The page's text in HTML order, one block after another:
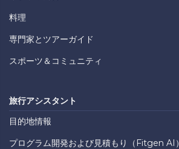
料理
専門家とツアーガイド
スポーツ＆コミュニティ
旅行アシスタント
目的地情報
プログラム開発および見積もり（Fitgen AI）